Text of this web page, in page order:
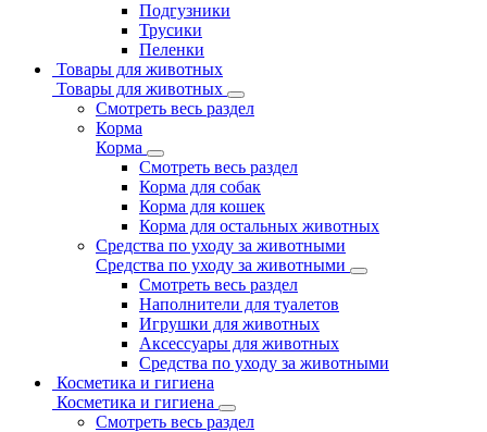
Подгузники
Трусики
Пеленки
Товары для животных
Товары для животных
Смотреть весь раздел
Корма
Корма
Смотреть весь раздел
Корма для собак
Корма для кошек
Корма для остальных животных
Средства по уходу за животными
Средства по уходу за животными
Смотреть весь раздел
Наполнители для туалетов
Игрушки для животных
Аксессуары для животных
Средства по уходу за животными
Косметика и гигиена
Косметика и гигиена
Смотреть весь раздел